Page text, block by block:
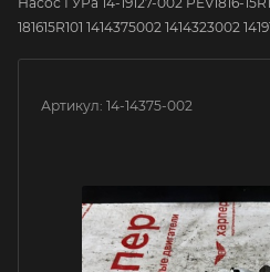
181615R101 1414375002 1414323002
Артикул: 14-14375-002